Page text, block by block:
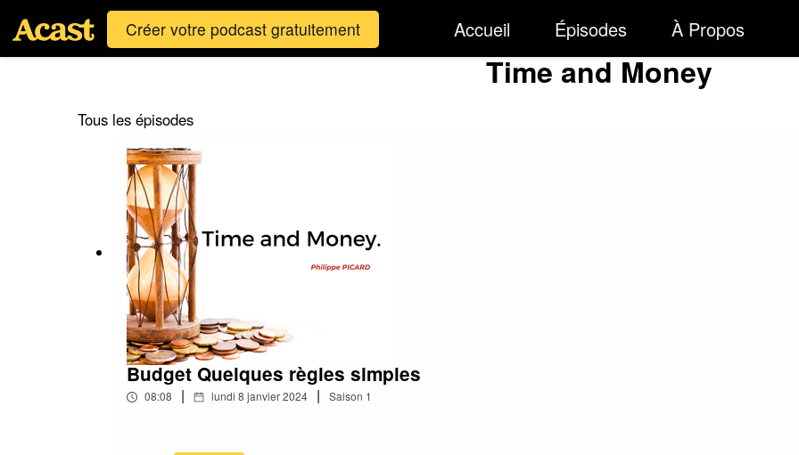
Créer votre podcast gratuitement Accueil Épisodes À Propos
Time and Money
Tous les épisodes
Budget Quelques règles simples
08:08 | lundi 8 janvier 2024 | Saison 1